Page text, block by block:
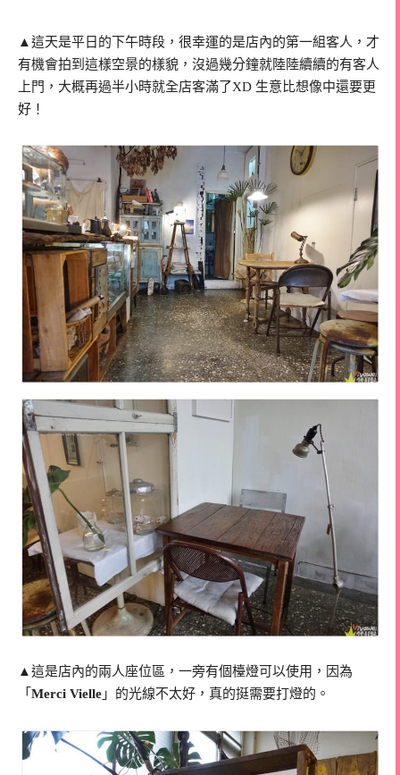
▲這天是平日的下午時段，很幸運的是店內的第一組客人，才
有機會拍到這樣空景的樣貌，沒過幾分鐘就陸陸續續的有客人
上門，大概再過半小時就全店客滿了XD 生意比想像中還要更
好！
▲這是店內的兩人座位區，一旁有個檯燈可以使用，因為
「 Merci Vielle 」的光線不太好，真的挺需要打燈的。